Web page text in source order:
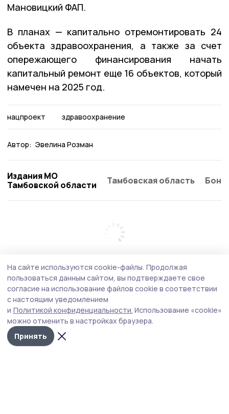
Мановицкий ФАП.
В планах — капитально отремонтировать 24
объекта здравоохранения, а также за счет
опережающего финансирования начать
капитальный ремонт еще 16 объектов, который
намечен на 2025 год.
нацпроект здравоохранение
Автор: Эвелина Розман
Издания МО
Тамбовской области
Тамбовская область
На сайте используются cookie-файлы. Продолжая
пользоваться данным сайтом, вы подтверждаете свое
согласие на использование файлов cookie в соответствии
с настоящим уведомлением
и Политикой конфиденциальности. Использование «cookie»
можно отменить в настройках браузера.
Принять